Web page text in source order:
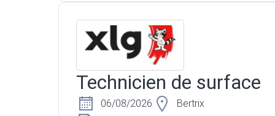
Technicien de surface
06/08/2026
Bertrix